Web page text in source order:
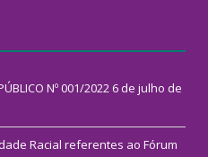
Nº 001/2022 6 de julho de
Racial referentes ao Fórum